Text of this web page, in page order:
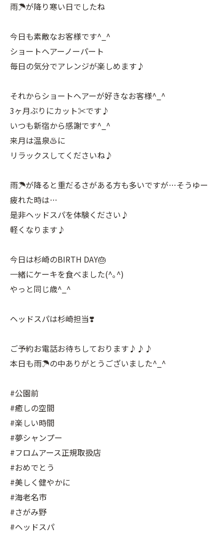
雨☂️が降り寒い日でしたね
今日も素敵なお客様です^_^
ショートヘアーノーパート
毎日の気分でアレンジが楽しめます♪
それからショートヘアーが好きなお客様^_^
3ヶ月ぶりにカット✂︎です♪
いつも新宿から感謝です^_^
来月は温泉♨️に
リラックスしてくださいね♪
雨☂️が降ると重だるさがある方も多いですが…そうゆー
疲れた時は…
是非ヘッドスパを体験ください♪
軽くなります♪
今日は杉崎のBIRTH DAY🎂
一緒にケーキを食べました(^｡^)
やっと同じ歳^_^
ヘッドスパは杉崎担当❣️
ご予約お電話お待ちしております♪♪♪
本日も雨☂️の中ありがとうございました^_^
#公園前
#癒しの空間
#楽しい時間
#夢シャンプー
#フロムアース正規取扱店
#おめでとう
#美しく健やかに
#海老名市
#さがみ野
#ヘッドスパ